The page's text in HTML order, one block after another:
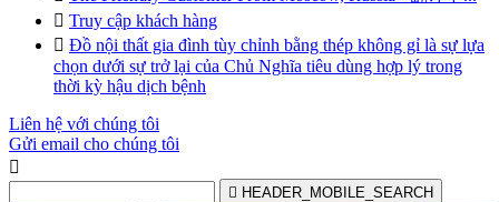
 Truy cập khách hàng
 Đồ nội thất gia đình tùy chỉnh bằng thép không gỉ là sự lựa
chọn dưới sự trở lại của Chủ Nghĩa tiêu dùng hợp lý trong
thời kỳ hậu dịch bệnh
Liên hệ với chúng tôi
Gửi email cho chúng tôi

 HEADER_MOBILE_SEARCH